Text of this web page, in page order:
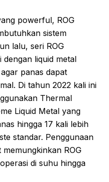
powerful, ROG
sistem
lalu, seri ROG
liquid metal
panas dapat
Di tahun 2022 kali ini
Thermal
Liquid Metal yang
hingga 17 kali lebih
standar. Penggunaan
ROG
di suhu hingga